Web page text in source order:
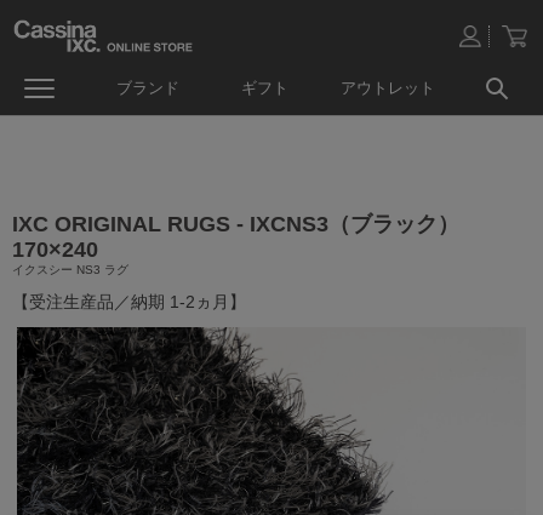
ブランド ギフト アウトレット
IXC ORIGINAL RUGS - IXCNS3（ブラック）
170×240
イクスシー NS3 ラグ
【受注生産品／納期 1-2ヵ月】